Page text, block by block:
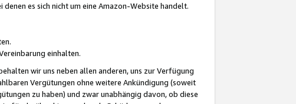
es sich nicht um eine Amazon-Website handelt.
einhalten.
wir uns neben allen anderen, uns zur Verfügung
Vergütungen ohne weitere Ankündigung (soweit
zu haben) und zwar unabhängig davon, ob diese